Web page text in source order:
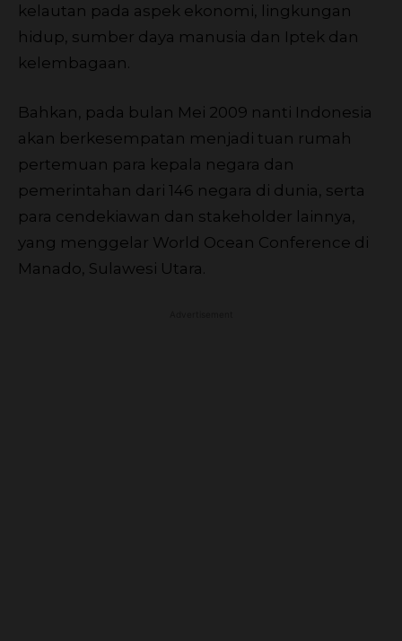
kelautan pada aspek ekonomi, lingkungan
hidup, sumber daya manusia dan Iptek dan
kelembagaan.
Bahkan, pada bulan Mei 2009 nanti Indonesia
akan berkesempatan menjadi tuan rumah
pertemuan para kepala negara dan
pemerintahan dari 146 negara di dunia, serta
para cendekiawan dan stakeholder lainnya,
yang menggelar World Ocean Conference di
Manado, Sulawesi Utara.